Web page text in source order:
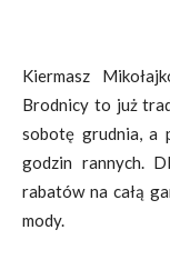
Kiermasz
Brodnicy to już
sobotę grudnia, a
godzin rannych.
rabatów na całą
mody.